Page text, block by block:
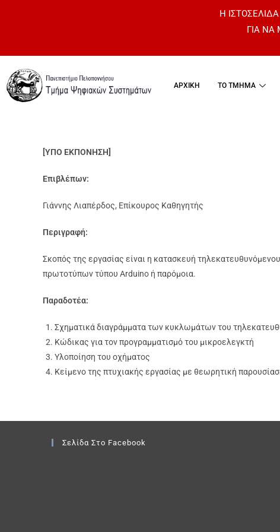
Η
ΓΙΑ ΝΑ
ΑΡΧΙΚΗ ΤΟ ΤΜΗΜΑ
[ΥΠΟ ΕΚΠΟΝΗΣΗ]
Επιβλέπων:
Γιάννης Λιαπέρδος, Επίκουρος Καθηγητής
Περιγραφή:
Σκοπός της εργασίας είναι η κατασκευή
πρωτοτύπων τύπου Arduino ή παρόμοια.
Παραδοτέα:
Σχηματικά διαγράμματα των κυκλωμάτων του
Κώδικας για τον προγραμματισμό του μικροελεγκτή
Υλοποίηση του οχήματος
Κείμενο της πτυχιακής εργασίας με θεωρητική
Σελίδα Στο Facebook